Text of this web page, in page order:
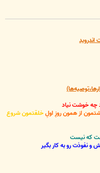
چه خوشت نیاد
از همون روزِ اولِخلقتمون شروع
که نیست
نفوذت رو به کار بگیر